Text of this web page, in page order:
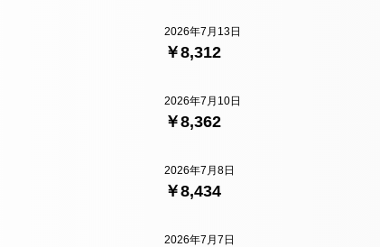
￥8,312
2026年7月13日
￥8,362
2026年7月10日
￥8,434
2026年7月8日
2026年7月7日